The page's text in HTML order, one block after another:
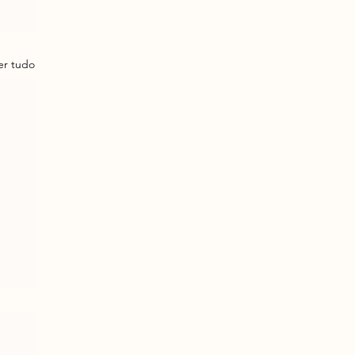
tudo